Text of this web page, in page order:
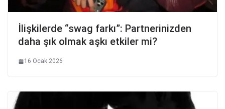
İlişkilerde “swag farkı”: Partnerinizden
daha şık olmak aşkı etkiler mi?
16 Ocak 2026